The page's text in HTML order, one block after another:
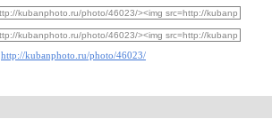
http://kubanphoto.ru/photo/46023/